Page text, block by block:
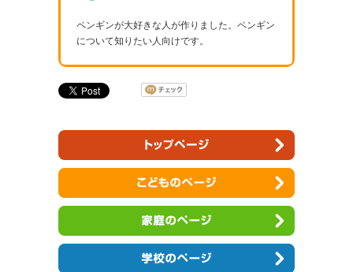
ペンギンが大好きな人が作りました。ペンギン
について知りたい人向けです。